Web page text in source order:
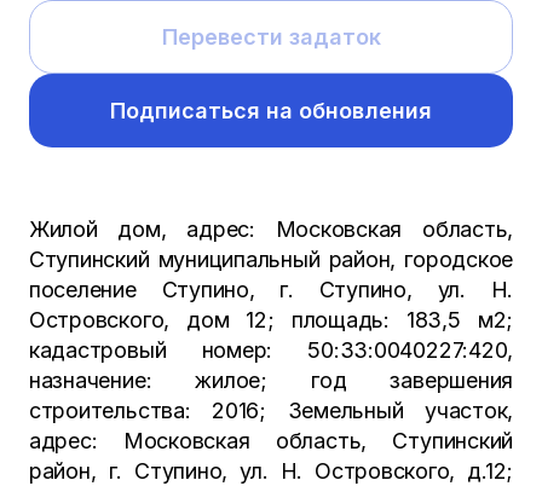
Перевести задаток
Подписаться на обновления
Жилой дом, адрес: Московская область,
Ступинский муниципальный район, городское
поселение Ступино, г. Ступино, ул. Н.
Островского, дом 12; площадь: 183,5 м2;
кадастровый номер: 50:33:0040227:420,
назначение: жилое; год завершения
строительства: 2016; Земельный участок,
адрес: Московская область, Ступинский
район, г. Ступино, ул. Н. Островского, д.12;